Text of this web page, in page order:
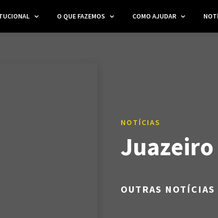
O QUE FAZEMOS COMO AJUDAR
NOTÍCIAS
Juazeiro
OUTRAS NOTÍCIAS